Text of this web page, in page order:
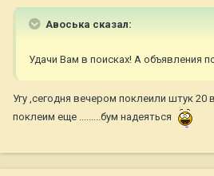
Авоська сказал:
Удачи Вам в поисках! А объявления
Угу ,сегодня вечером поклеили штук 20
поклеим еще .........бум надеяться